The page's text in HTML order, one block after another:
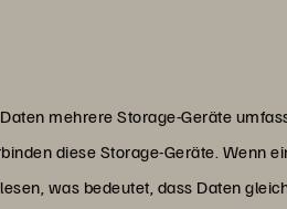
mehrere Storage-Geräte
diese Storage-Geräte. Wenn
was bedeutet, dass Daten